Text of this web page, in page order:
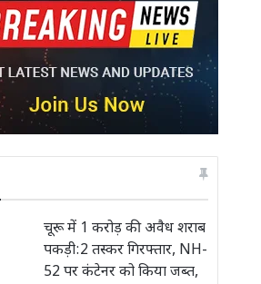
चूरू में 1 करोड़ की अवैध शराब
पकड़ी:2 तस्कर गिरफ्तार, NH-
52 पर कंटेनर को किया जब्त,